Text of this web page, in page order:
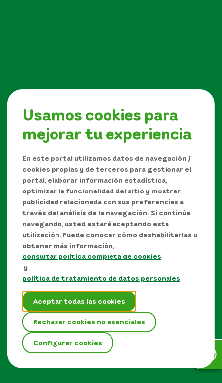
Usamos cookies para
mejorar tu experiencia
En este portal utilizamos datos de navegación /
cookies propias y de terceros para gestionar el
portal, elaborar información estadística,
optimizar la funcionalidad del sitio y mostrar
publicidad relacionada con sus preferencias a
través del análisis de la navegación. Si continúa
navegando, usted estará aceptando esta
utilización. Puede conocer cómo deshabilitarlas u
obtener más información,
consultar política completa de cookies
y
política de tratamiento de datos personales
Aceptar todas las cookies
Rechazar cookies no esenciales
Configurar cookies
Síguenos en
Manual de Derechos de Autor y/o autorización de
uso sobre los contenidos
Política de protección de datos personales
Términos y condiciones del sitio
Mapa del sitio
EPM © Todos los derechos reservados 2026